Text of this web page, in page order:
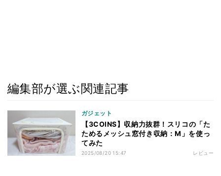
編集部が選ぶ関連記事
ガジェット
【3COINS】収納力抜群！スリコの「た
ためるメッシュ窓付き収納：M」を使っ
てみた
2025/08/20 15:47 レビュー